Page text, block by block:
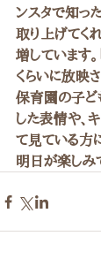
ンスタで知っ
取り上げてく
増しています
くらいに放映
保育園の子ど
した表情や、
て見ている方
明日が楽しみ